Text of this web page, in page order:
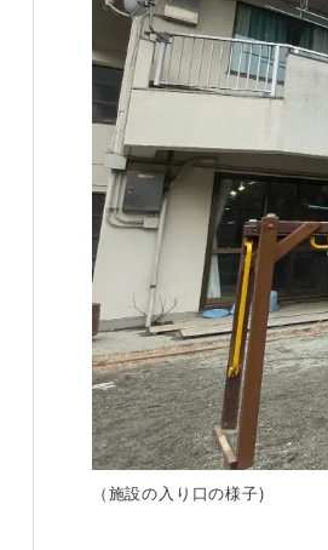
（施設の入り口の様子)